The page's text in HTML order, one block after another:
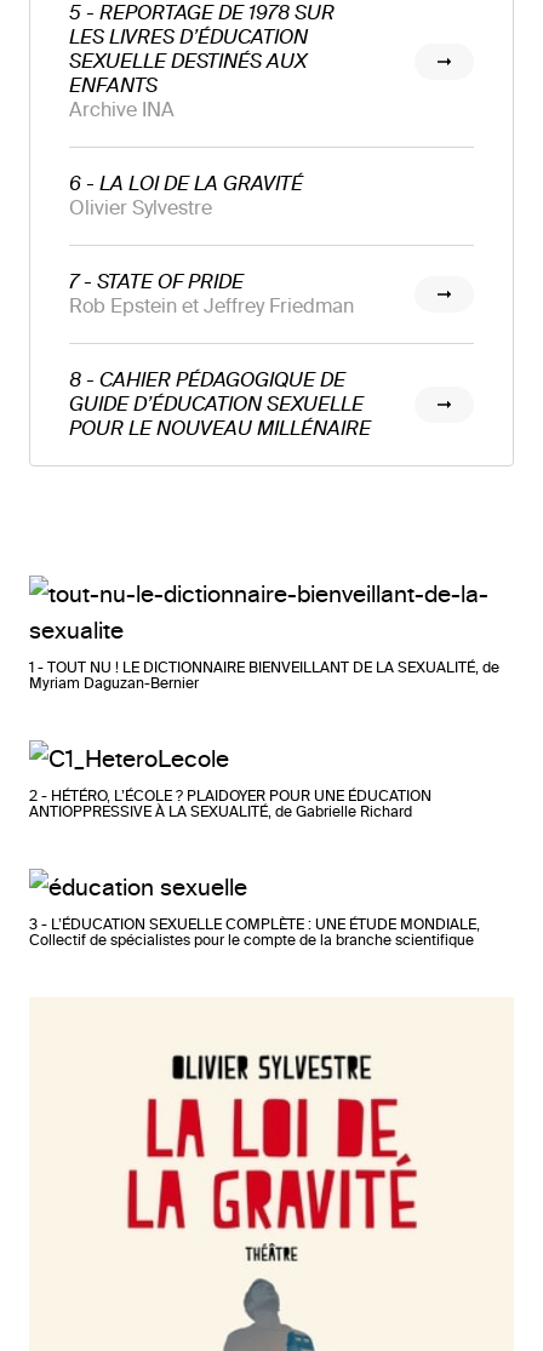
5 - REPORTAGE DE 1978 SUR
LES LIVRES D’ÉDUCATION
SEXUELLE DESTINÉS AUX
ENFANTS
Archive INA
6 - LA LOI DE LA GRAVITÉ
Olivier Sylvestre
7 - STATE OF PRIDE
Rob Epstein et Jeffrey Friedman
8 - CAHIER PÉDAGOGIQUE DE
GUIDE D’ÉDUCATION SEXUELLE
POUR LE NOUVEAU MILLÉNAIRE
1 - TOUT NU ! LE DICTIONNAIRE BIENVEILLANT DE LA SEXUALITÉ, de
Myriam Daguzan-Bernier
2 - HÉTÉRO, L’ÉCOLE ? PLAIDOYER POUR UNE ÉDUCATION
ANTIOPPRESSIVE À LA SEXUALITÉ, de Gabrielle Richard
3 - L’ÉDUCATION SEXUELLE COMPLÈTE : UNE ÉTUDE MONDIALE,
Collectif de spécialistes pour le compte de la branche scientifique